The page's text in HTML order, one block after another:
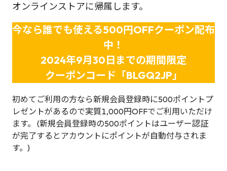
オンラインストアに帰属します。
今なら誰でも使える500円OFFクーポン配布
中！
2024年9月30日までの期間限定
クーポンコード「BLGQ2JP」
初めてご利用の方なら新規会員登録時に500ポイントプ
レゼントがあるので実質1,000円OFFでご利用いただけ
ます。 (新規会員登録時の500ポイントはユーザー認証
が完了するとアカウントにポイントが自動付与されま
す。)